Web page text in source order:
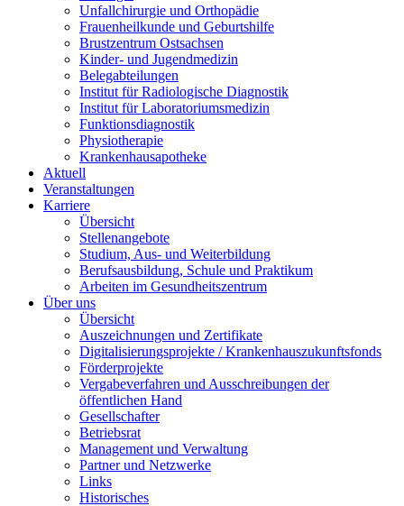
Unfallchirurgie und Orthopädie
Frauenheilkunde und Geburtshilfe
Brustzentrum Ostsachsen
Kinder- und Jugendmedizin
Belegabteilungen
Institut für Radiologische Diagnostik
Institut für Laboratoriumsmedizin
Funktionsdiagnostik
Physiotherapie
Krankenhausapotheke
Aktuell
Veranstaltungen
Karriere
Übersicht
Stellenangebote
Studium, Aus- und Weiterbildung
Berufsausbildung, Schule und Praktikum
Arbeiten im Gesundheitszentrum
Über uns
Übersicht
Auszeichnungen und Zertifikate
Digitalisierungsprojekte / Krankenhauszukunftsfonds
Förderprojekte
Vergabeverfahren und Ausschreibungen der
öffentlichen Hand
Gesellschafter
Betriebsrat
Management und Verwaltung
Partner und Netzwerke
Links
Historisches